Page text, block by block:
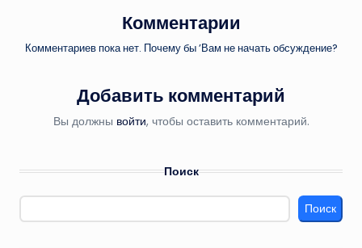
Комментарии
Комментариев пока нет. Почему бы ’Вам не начать обсуждение?
Добавить комментарий
Вы должны войти, чтобы оставить комментарий.
Поиск
Поиск